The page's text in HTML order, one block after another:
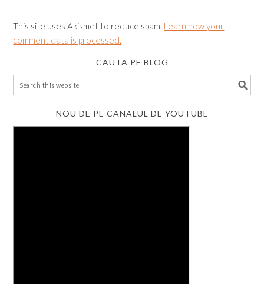
This site uses Akismet to reduce spam. Learn how your
comment data is processed.
CAUTA PE BLOG
NOU DE PE CANALUL DE YOUTUBE